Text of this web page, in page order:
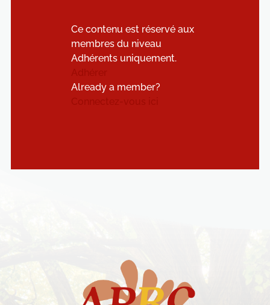
Ce contenu est réservé aux
membres du niveau
Adhérents uniquement.
Already a member?